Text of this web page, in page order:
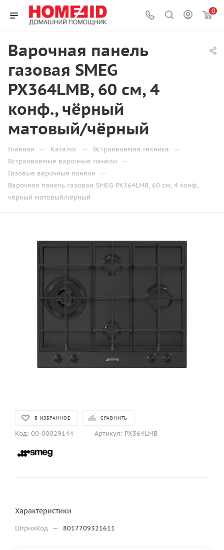
0
Варочная панель
газовая SMEG
PX364LMB, 60 см, 4
конф., чёрный
матовый/чёрный
Главная — Каталог — Встраиваемая техника —
Встраиваемые варочные панели —
Газовые варочные панели —
Варочная панель газовая SMEG PX364LMB, 60 см, 4 конф.,
чёрный матовый/чёрный
В ИЗБРАННОЕ СРАВНИТЬ
Код: 00-00029144 Артикул: PX364LMB
Характеристики
ШтрихКод — 8017709321611